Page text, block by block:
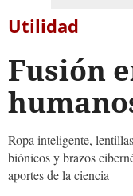
Utilidad
Fusión
Ropa inteligente,
biónicos y brazos
aportes de la ciencia